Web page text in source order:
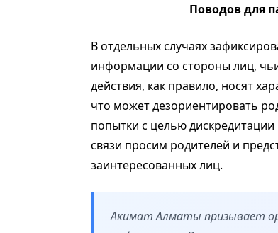
Поводов для
В отдельных случаях
информации со стороны лиц,
действия, как правило, носят
что может дезориентировать
попытки с целью дискредитации
связи просим родителей и
заинтересованных лиц.
Акимат Алматы призывает